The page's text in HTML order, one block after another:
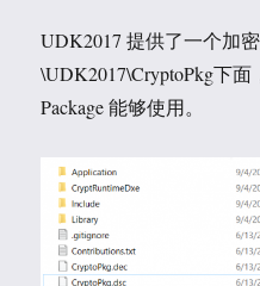
UDK2017 提供了一个加
\UDK2017\CryptoPkg下
Package 能够使用。